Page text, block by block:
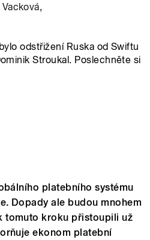
,
odstřižení Ruska od Swiftu
Stroukal. Poslechněte si
platebního systému
Dopady ale budou mnohem
tomuto kroku přistoupili už
ekonom platební